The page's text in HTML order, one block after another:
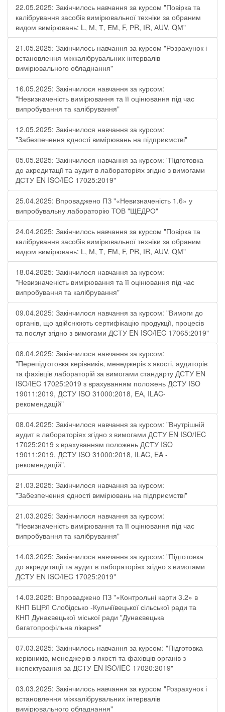
22.05.2025: Закінчилось навчання за курсом "Повірка та
калібрування засобів вимірювальної техніки за обраним
видом вимірювань: L, М, Т, ЕМ, F, РR, ІR, АUV, QМ"
21.05.2025: Закінчилось навчання за курсом "Розрахунок і
встановлення міжкалібрувальних інтервалів
вимірювального обладнання"
16.05.2025: Закінчилося навчання за курсом:
"Невизначеність вимірювання та її оцінювання під час
випробування та калібрування"
12.05.2025: Закінчилося навчання за курсом:
"Забезпечення єдності вимірювань на підприємстві"
05.05.2025: Закінчилося навчання за курсом: "Підготовка
до акредитації та аудит в лабораторіях згідно з вимогами
ДСТУ EN ISO/IEC 17025:2019"
25.04.2025: Впроваджено ПЗ "«Невизначеність 1.6» у
випробувальну лабораторію ТОВ "ЩЕДРО"
24.04.2025: Закінчилось навчання за курсом "Повірка та
калібрування засобів вимірювальної техніки за обраним
видом вимірювань: L, М, Т, ЕМ, F, РR, ІR, АUV, QМ"
18.04.2025: Закінчилося навчання за курсом:
"Невизначеність вимірювання та її оцінювання під час
випробування та калібрування"
09.04.2025: Закінчилося навчання за курсом: "Вимоги до
органів, що здійснюють сертифікацію продукції, процесів
та послуг згідно з вимогами ДСТУ EN ISO/IEC 17065:2019"
08.04.2025: Закінчилося навчання за курсом:
"Перепідготовка керівників, менеджерів з якості, аудиторів
та фахівців лабораторій за вимогами стандарту ДСТУ EN
ISO/IEC 17025:2019 з врахуванням положень ДСТУ ISO
19011:2019, ДСТУ ISO 31000:2018, ЕА, ILAC-
рекомендацій"
08.04.2025: Закінчилося навчання за курсом: "Внутрішній
аудит в лабораторіях згідно з вимогами ДСТУ EN ISO/IEC
17025:2019 з врахуванням положень ДСТУ ISO
19011:2019, ДСТУ ISO 31000:2018, ILAC, EA -
рекомендацій".
21.03.2025: Закінчилося навчання за курсом:
"Забезпечення єдності вимірювань на підприємстві"
21.03.2025: Закінчилося навчання за курсом:
"Невизначеність вимірювання та її оцінювання під час
випробування та калібрування"
14.03.2025: Закінчилося навчання за курсом: "Підготовка
до акредитації та аудит в лабораторіях згідно з вимогами
ДСТУ EN ISO/IEC 17025:2019"
14.03.2025: Впроваджено ПЗ "«Контрольні карти 3.2» в
КНП БЦРЛ Слобідсько -Кульчіївецької сільської ради та
КНП Дунаєвецької міської ради "Дунаєвецька
багатопрофільна лікарня"
07.03.2025: Закінчилось навчання за курсом: "Підготовка
керівників, менеджерів з якості та фахівців органів з
інспектування за ДСТУ EN ISO/IEC 17020:2019"
03.03.2025: Закінчилось навчання за курсом "Розрахунок і
встановлення міжкалібрувальних інтервалів
вимірювального обладнання"